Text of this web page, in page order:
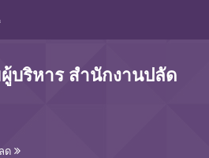
บริหาร สำนักงานปลัด
ด